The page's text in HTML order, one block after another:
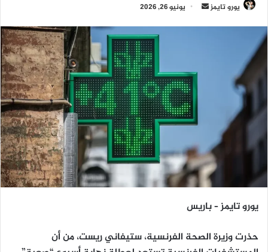
يورو تايمز
أرسل يونيو 26, 2026
يورو تايمز – باريس
حذرت وزيرة الصحة الفرنسية، ستيفاني ريست، من أن